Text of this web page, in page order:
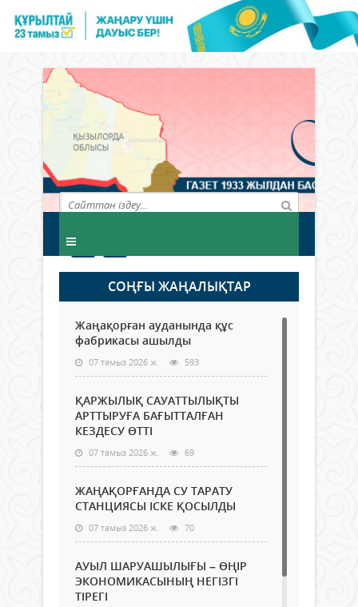
СОҢҒЫ ЖАҢАЛЫҚТАР
Жаңақорған ауданында құс
фабрикасы ашылды
07 тамыз 2026 ж. 593
ҚАРЖЫЛЫҚ САУАТТЫЛЫҚТЫ
АРТТЫРУҒА БАҒЫТТАЛҒАН
КЕЗДЕСУ ӨТТІ
07 тамыз 2026 ж. 69
ЖАҢАҚОРҒАНДА СУ ТАРАТУ
СТАНЦИЯСЫ ІСКЕ ҚОСЫЛДЫ
07 тамыз 2026 ж. 70
АУЫЛ ШАРУАШЫЛЫҒЫ – ӨҢІР
ЭКОНОМИКАСЫНЫҢ НЕГІЗГІ
ТІРЕГІ